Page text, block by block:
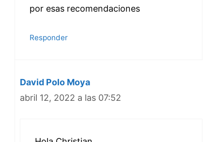
por esas recomendaciones
Responder
David Polo Moya
abril 12, 2022 a las 07:52